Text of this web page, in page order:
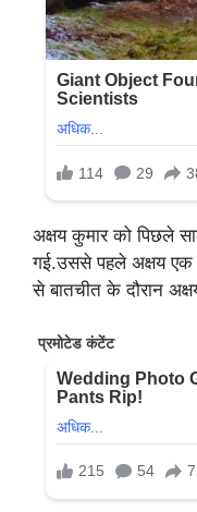
अक्षय कुमार को पिछले
गई.उससे पहले अक्षय एक
से बातचीत के दौरान